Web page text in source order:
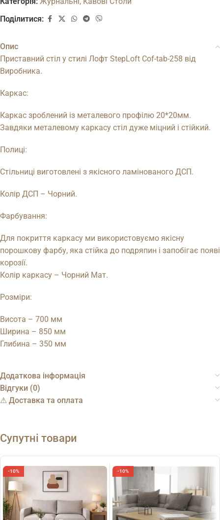
Поділитися:
Опис
Приставний стіл у стилі Лофт StepLoft Cof-tab-258 від
Виробника.
Каркас:
Каркас зроблений із металевого профілю 20*20мм.
Завдяки металевому каркасу стіл дуже міцний і стійкий.
Полиці:
Стільниці виготовлені з якісного ламінованого ДСП.
Колір ДСП – Чорний.
Фарбування:
Для покриття каркасу ми використовуємо якісну
порошкову фарбу, яка стійка до подряпин і запобігає появі
корозії.
Колір каркасу – Чорний Мат.
Розміри:
Висота – 700 мм
Ширина – 850 мм
Глибина – 350 мм
Додаткова інформація
Відгуки (0)
⚠︎ Доставка та оплата
Супутні товари
-10% -10%